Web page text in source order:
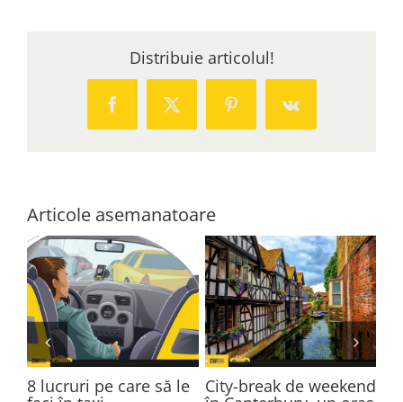
Distribuie articolul!
FacebookTwitter PinterestVk
Articole asemanatoare
8 lucruri pe care să le City-break de weekend